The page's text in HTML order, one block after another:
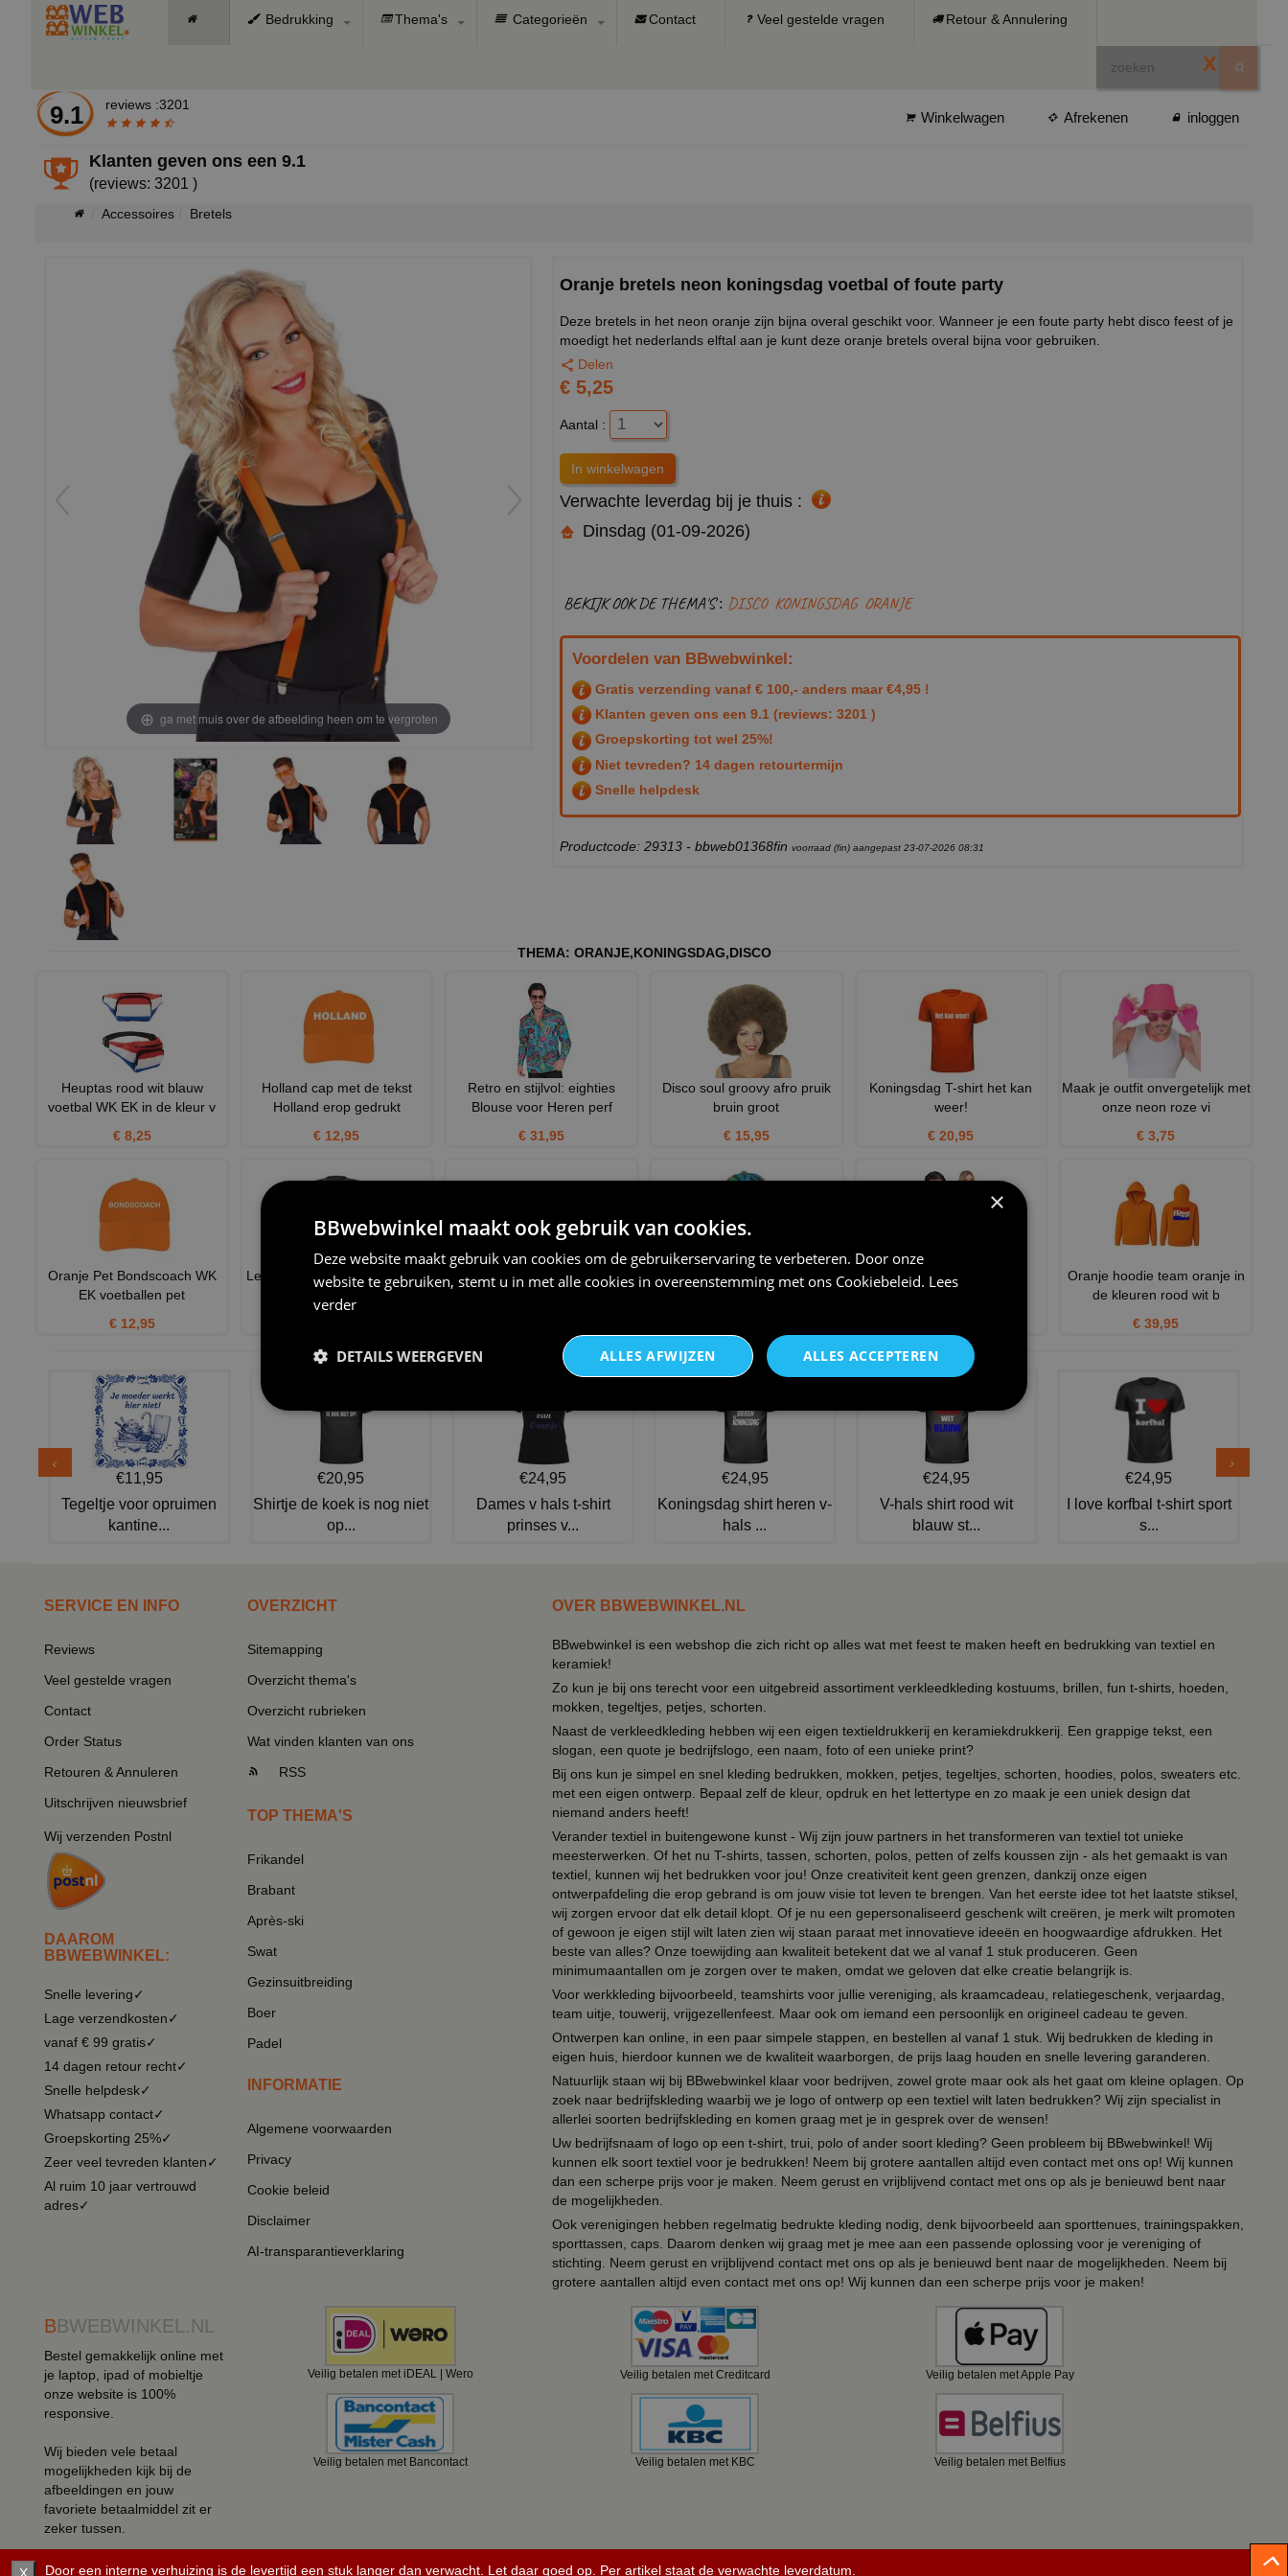
Bedrukking Thema's Categorieën Contact Veel gestelde vragen Retour & Annulering
X
9.1 reviews :3201
Winkelwagen Afrekenen inloggen
Klanten geven ons een9.1
(reviews: 3201 )
Accessoires Bretels
ga met muis over de afbeelding heen om te vergroten
Oranje bretels neon koningsdag voetbal of foute party
Deze bretels in het neon oranje zijn bijna overal geschikt voor. Wanneer je een foute party hebt disco feest of je
moedigt het nederlands elftal aan je kunt deze oranje bretels overal bijna voor gebruiken.
Delen
€ 5,25
Aantal :
Verwachte leverdag bij je thuis :
Dinsdag (01-09-2026)
BEKIJK OOK DE THEMA'S : DISCO KONINGSDAG ORANJE
Voordelen van BBwebwinkel:
Gratis verzending vanaf € 100,- anders maar €4,95 !
Klanten geven ons een 9.1 (reviews: 3201 )
Groepskorting tot wel 25%!
Niet tevreden? 14 dagen retourtermijn
Snelle helpdesk
Productcode: 29313 - bbweb01368fin voorraad (fin) aangepast 23-07-2026 08:31
THEMA: ORANJE,KONINGSDAG,DISCO
Heuptas rood wit blauw
voetbal WK EK in de kleur v
€ 8,25
Holland cap met de tekst
Holland erop gedrukt
€ 12,95
Retro en stijlvol: eighties
Blouse voor Heren perf
€ 31,95
Disco soul groovy afro pruik
bruin groot
€ 15,95
Koningsdag T-shirt het kan
weer!
€ 20,95
Maak je outfit onvergetelijk met
onze neon roze vi
€ 3,75
Oranje Pet Bondscoach WK
EK voetballen pet
€ 12,95
Lekker fout disco fever T-shirt
€ 21,95
Groene neon pailletten
Pailletten regenboogkleuren
met tijgerprint glitte
Pailletten bomberjas
Oranje hoodie team oranje in
de kleuren rood wit b
€ 39,95
NIEUW IN DE COLLECTIE
€11,95
Tegeltje voor opruimen
kantine...
€20,95
Shirtje de koek is nog niet
op...
€24,95
Dames v hals t-shirt
prinses v...
€24,95
Koningsdag shirt heren v-
hals ...
€24,95
V-hals shirt rood wit
blauw st...
€24,95
I love korfbal t-shirt sport
s...
SERVICE EN INFO
Reviews
Veel gestelde vragen
Contact
Order Status
Retouren & Annuleren
Uitschrijven nieuwsbrief
Wij verzenden Postnl
DAAROM
BBWEBWINKEL:
Snelle levering✓
Lage verzendkosten✓
vanaf € 99 gratis✓
14 dagen retour recht✓
Snelle helpdesk✓
Whatsapp contact✓
Groepskorting 25%✓
Zeer veel tevreden klanten✓
Al ruim 10 jaar vertrouwd
adres✓
OVERZICHT
Sitemapping
Overzicht thema's
Overzicht rubrieken
Wat vinden klanten van ons
RSS
TOP THEMA'S
Frikandel
Brabant
Après-ski
Swat
Gezinsuitbreiding
Boer
Padel
INFORMATIE
Algemene voorwaarden
Privacy
Cookie beleid
Disclaimer
AI-transparantieverklaring
OVER BBWEBWINKEL.NL
BBwebwinkel is een webshop die zich richt op alles wat met feest te maken heeft en bedrukking van textiel en
keramiek!
Zo kun je bij ons terecht voor een uitgebreid assortiment verkleedkleding kostuums, brillen, fun t-shirts, hoeden,
mokken, tegeltjes, petjes, schorten.
Naast de verkleedkleding hebben wij een eigen textieldrukkerij en keramiekdrukkerij. Een grappige tekst, een
slogan, een quote je bedrijfslogo, een naam, foto of een unieke print?
Bij ons kun je simpel en snel kleding bedrukken, mokken, petjes, tegeltjes, schorten, hoodies, polos, sweaters etc.
met een eigen ontwerp. Bepaal zelf de kleur, opdruk en het lettertype en zo maak je een uniek design dat
niemand anders heeft!
Verander textiel in buitengewone kunst - Wij zijn jouw partners in het transformeren van textiel tot unieke
meesterwerken. Of het nu T-shirts, tassen, schorten, polos, petten of zelfs koussen zijn - als het gemaakt is van
textiel, kunnen wij het bedrukken voor jou! Onze creativiteit kent geen grenzen, dankzij onze eigen
ontwerpafdeling die erop gebrand is om jouw visie tot leven te brengen. Van het eerste idee tot het laatste stiksel,
wij zorgen ervoor dat elk detail klopt. Of je nu een gepersonaliseerd geschenk wilt creëren, je merk wilt promoten
of gewoon je eigen stijl wilt laten zien wij staan paraat met innovatieve ideeën en hoogwaardige afdrukken. Het
beste van alles? Onze toewijding aan kwaliteit betekent dat we al vanaf 1 stuk produceren. Geen
minimumaantallen om je zorgen over te maken, omdat we geloven dat elke creatie belangrijk is.
Voor werkkleding bijvoorbeeld, teamshirts voor jullie vereniging, als kraamcadeau, relatiegeschenk, verjaardag,
team uitje, touwerij, vrijgezellenfeest. Maar ook om iemand een persoonlijk en origineel cadeau te geven.
Ontwerpen kan online, in een paar simpele stappen, en bestellen al vanaf 1 stuk. Wij bedrukken de kleding in
eigen huis, hierdoor kunnen we de kwaliteit waarborgen, de prijs laag houden en snelle levering garanderen.
Natuurlijk staan wij bij BBwebwinkel klaar voor bedrijven, zowel grote maar ook als het gaat om kleine oplagen. Op
zoek naar bedrijfskleding waarbij we je logo of ontwerp op een textiel wilt laten bedrukken? Wij zijn specialist in
allerlei soorten bedrijfskleding en komen graag met je in gesprek over de wensen!
Uw bedrijfsnaam of logo op een t-shirt, trui, polo of ander soort kleding? Geen probleem bij BBwebwinkel! Wij
kunnen elk soort textiel voor je bedrukken! Neem bij grotere aantallen altijd even contact met ons op! Wij kunnen
dan een scherpe prijs voor je maken. Neem gerust en vrijblijvend contact met ons op als je benieuwd bent naar
de mogelijkheden.
Ook verenigingen hebben regelmatig bedrukte kleding nodig, denk bijvoorbeeld aan sporttenues, trainingspakken,
sporttassen, caps. Daarom denken wij graag met je mee aan een passende oplossing voor je vereniging of
stichting. Neem gerust en vrijblijvend contact met ons op als je benieuwd bent naar de mogelijkheden. Neem bij
grotere aantallen altijd even contact met ons op! Wij kunnen dan een scherpe prijs voor je maken!
BBWEBWINKEL.NL
Bestel gemakkelijk online met
je laptop, ipad of mobieltje
onze website is 100%
responsive.
Wij bieden vele betaal
mogelijkheden kijk bij de
afbeeldingen en jouw
favoriete betaalmiddel zit er
zeker tussen.
Veilig betalen met iDEAL | Wero Veilig betalen met Creditcard Veilig betalen met Apple Pay
Veilig betalen met Bancontact Veilig betalen met KBC Veilig betalen met Belfius
Door een interne verhuizing is de levertijd een stuk langer dan verwacht. Let daar goed op. Per artikel staat de verwachte leverdatum.
×
BBwebwinkel maakt ook gebruik van cookies.
Deze website maakt gebruik van cookies om de gebruikerservaring te verbeteren. Door onze
website te gebruiken, stemt u in met alle cookies in overeenstemming met ons Cookiebeleid. Lees
verder
ALLES ACCEPTEREN
ALLES AFWIJZEN
DETAILS WEERGEVEN